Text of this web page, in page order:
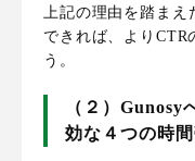
上記の理由を踏ま
できれば、よりCTR
う。
（２）Gunosy
効な４つの時